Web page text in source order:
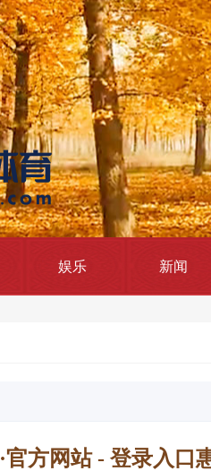
娱乐 新闻
方网站 - 登录入口